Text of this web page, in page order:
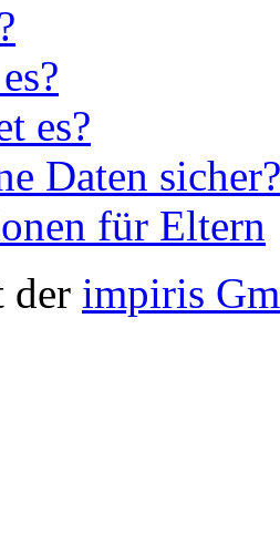
es?
Daten sicher?
für Eltern
der impiris